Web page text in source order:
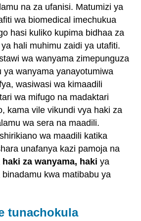
na za ufanisi. Matumizi ya
wa biomedical imechukua
hasi kuliko kupima bidhaa za
hali muhimu zaidi ya utafiti.
wa wanyama zimepunguza
ya wanyama yanayotumiwa
wasiwasi wa kimaadili
wa mifugo na madaktari
kama vile vikundi vya haki za
wa sera na maadili.
wa maadili katika
unafanya kazi pamoja na
haki za wanyama, haki ya
kwa matibabu ya
tunachokula